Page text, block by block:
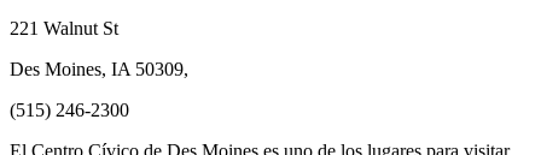
221 Walnut St
Des Moines, IA 50309,
(515) 246-2300
El Centro Cívico de Des Moines es uno de los lugares para visitar